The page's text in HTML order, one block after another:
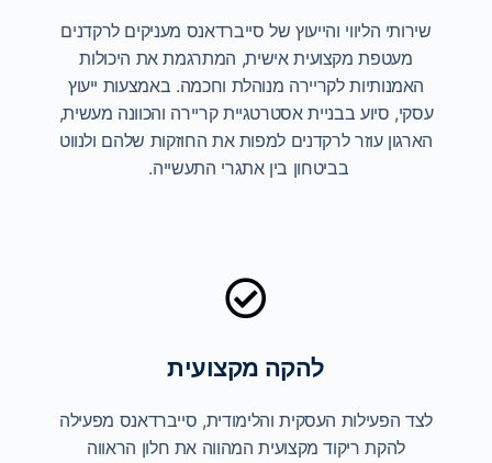
שירותי הליווי והייעוץ של סייברדאנס מעניקים לרקדנים
מעטפת מקצועית אישית, המתרגמת את היכולות
האמנותיות לקריירה מנוהלת וחכמה. באמצעות ייעוץ
עסקי, סיוע בבניית אסטרטגיית קריירה והכוונה מעשית,
הארגון עוזר לרקדנים למפות את החוזקות שלהם ולנווט
בביטחון בין אתגרי התעשייה.
להקה מקצועית
לצד הפעילות העסקית והלימודית, סייברדאנס מפעילה
להקת ריקוד מקצועית המהווה את חלון הראווה